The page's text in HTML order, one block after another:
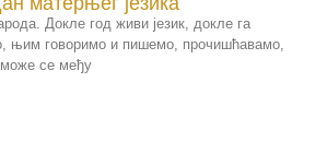
Докле год живи језик, докле га
њим говоримо и пишемо, прочишћавамо,
се међу